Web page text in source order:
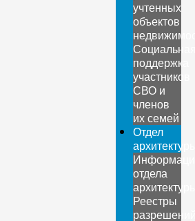
учтенных
объектов
поддержка
участников
СВО и
членов
их семей
Отдел
отдела
Реестры